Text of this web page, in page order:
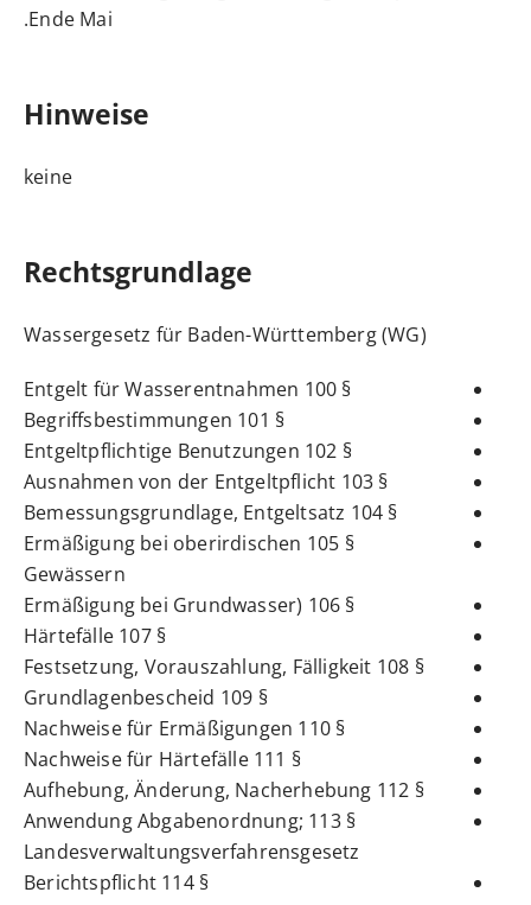
Ende Mai.
Hinweise
keine
Rechtsgrundlage
Wassergesetz für Baden-Württemberg (WG)
§ 100 Entgelt für Wasserentnahmen
§ 101 Begriffsbestimmungen
§ 102 Entgeltpflichtige Benutzungen
§ 103 Ausnahmen von der Entgeltpflicht
§ 104 Bemessungsgrundlage, Entgeltsatz
§ 105 Ermäßigung bei oberirdischen
Gewässern
§ 106 (Ermäßigung bei Grundwasser
§ 107 Härtefälle
§ 108 Festsetzung, Vorauszahlung, Fälligkeit
§ 109 Grundlagenbescheid
§ 110 Nachweise für Ermäßigungen
§ 111 Nachweise für Härtefälle
§ 112 Aufhebung, Änderung, Nacherhebung
§ 113 Anwendung Abgabenordnung;
Landesverwaltungsverfahrensgesetz
§ 114 Berichtspflicht